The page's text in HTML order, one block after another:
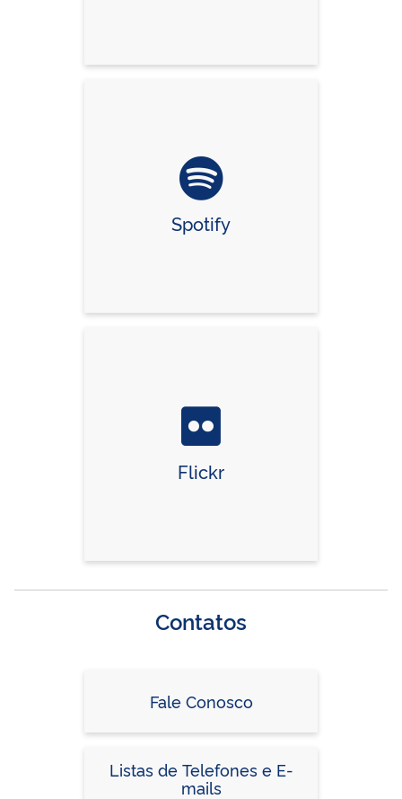
Spotify
Flickr
Contatos
Fale Conosco
Listas de Telefones e E-
mails